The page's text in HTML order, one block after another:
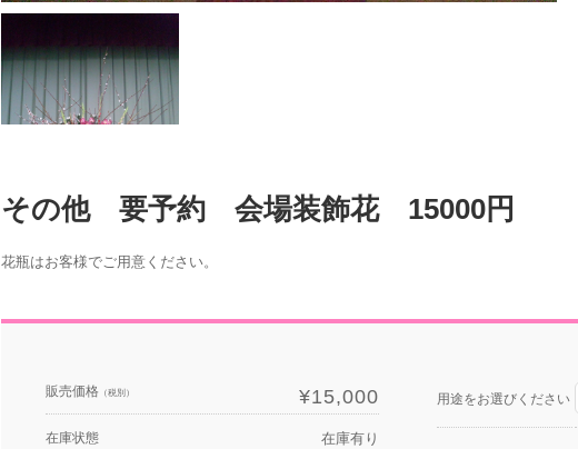
その他 要予約 会場装飾花 15000円
花瓶はお客様でご用意ください。
販売価格 （税別） ¥15,000
在庫状態 在庫有り
用途をお選びください